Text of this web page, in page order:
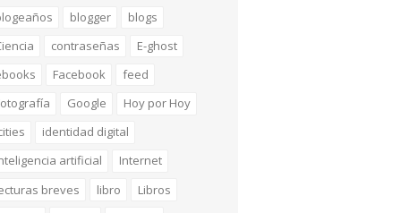
blogger
blogs
contraseñas
E-ghost
Facebook
feed
Google
Hoy por Hoy
identidad digital
artificial
Internet
breves
libro
Libros